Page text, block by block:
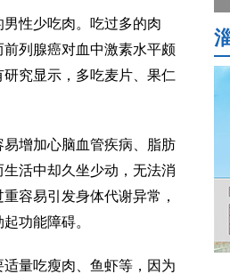
性少吃肉。吃过多的肉
列腺癌对血中激素水平颇
究显示，多吃麦片、果仁
增加心脑血管疾病、脂肪
活中却久坐少动，无法消
容易引发身体代谢异常，
功能障碍。
量吃瘦肉、鱼虾等，因为